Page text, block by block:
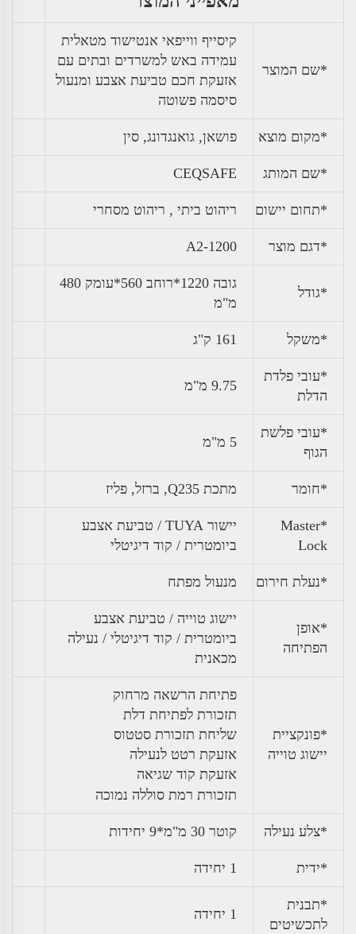
*שם המוצר
קיסייף ווייפאי אנטישוד מטאלית
עמידה באש למשרדים ובתים עם
אזעקת חכם טביעת אצבע ומנעול
סיסמה פשוטה
*מקום מוצא פושאן, גואנגדונג, סין
*שם המותג CEQSAFE
*תחום יישום ריהוט ביתי , ריהוט מסחרי
*דגם מוצר A2-1200
*גודל
גובה 1220*רוחב 560*עומק 480
מ"מ
*משקל 161 ק"ג
*עובי פלדת
הדלת
9.75 מ"מ
*עובי פלשת
הגוף
5 מ"מ
*חומר מתכת Q235, ברזל, פליז
*Master
Lock
יישור TUYA / טביעת אצבע
ביומטרית / קוד דיגיטלי
*נעלת חירום מנעול מפתח
*אופן
הפתיחה
יישוג טוייה / טביעת אצבע
ביומטרית / קוד דיגיטלי / נעילה
מכאנית
*פונקציית
יישוג טוייה
פתיחת הרשאה מרחוק
תזכורת לפתיחת דלת
שליחת תזכורת סטטוס
אזעקת רטט לנעילה
אזעקת קוד שגיאה
תזכורת רמת סוללה נמוכה
*צלע נעילה קוטר 30 מ"מ*9 יחידות
*ידית 1 יחידה
*תבנית
לתכשיטים
1 יחידה